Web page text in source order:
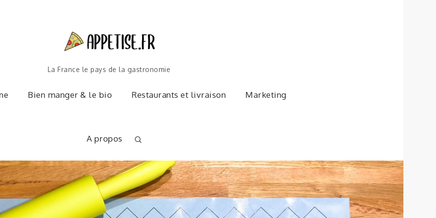
La France le pays de la gastronomie
Bien manger & le bio Restaurants et livraison Marketing
A propos